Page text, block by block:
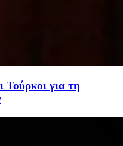
Τούρκοι για τη